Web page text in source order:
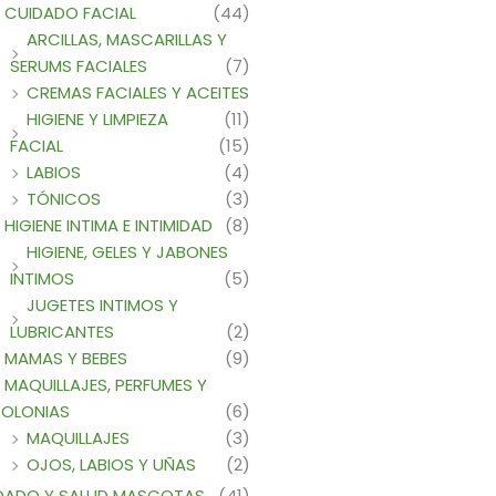
CUIDADO FACIAL
(44)
ARCILLAS, MASCARILLAS Y
SERUMS FACIALES
(7)
CREMAS FACIALES Y ACEITES
(11)
HIGIENE Y LIMPIEZA
FACIAL
(15)
LABIOS
(4)
TÓNICOS
(3)
HIGIENE INTIMA E INTIMIDAD
(8)
HIGIENE, GELES Y JABONES
INTIMOS
(5)
JUGETES INTIMOS Y
LUBRICANTES
(2)
MAMAS Y BEBES
(9)
MAQUILLAJES, PERFUMES Y
(6)
MAQUILLAJES
(3)
OJOS, LABIOS Y UÑAS
(2)